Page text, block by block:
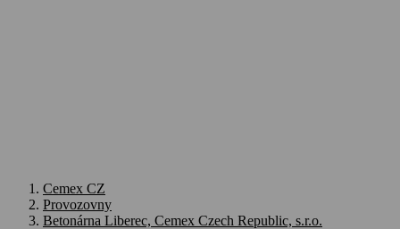
Cemex CZ
Provozovny
Betonárna Liberec, Cemex Czech Republic, s.r.o.